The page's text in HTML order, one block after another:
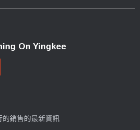
On Yingkee
銷售的最新資訊